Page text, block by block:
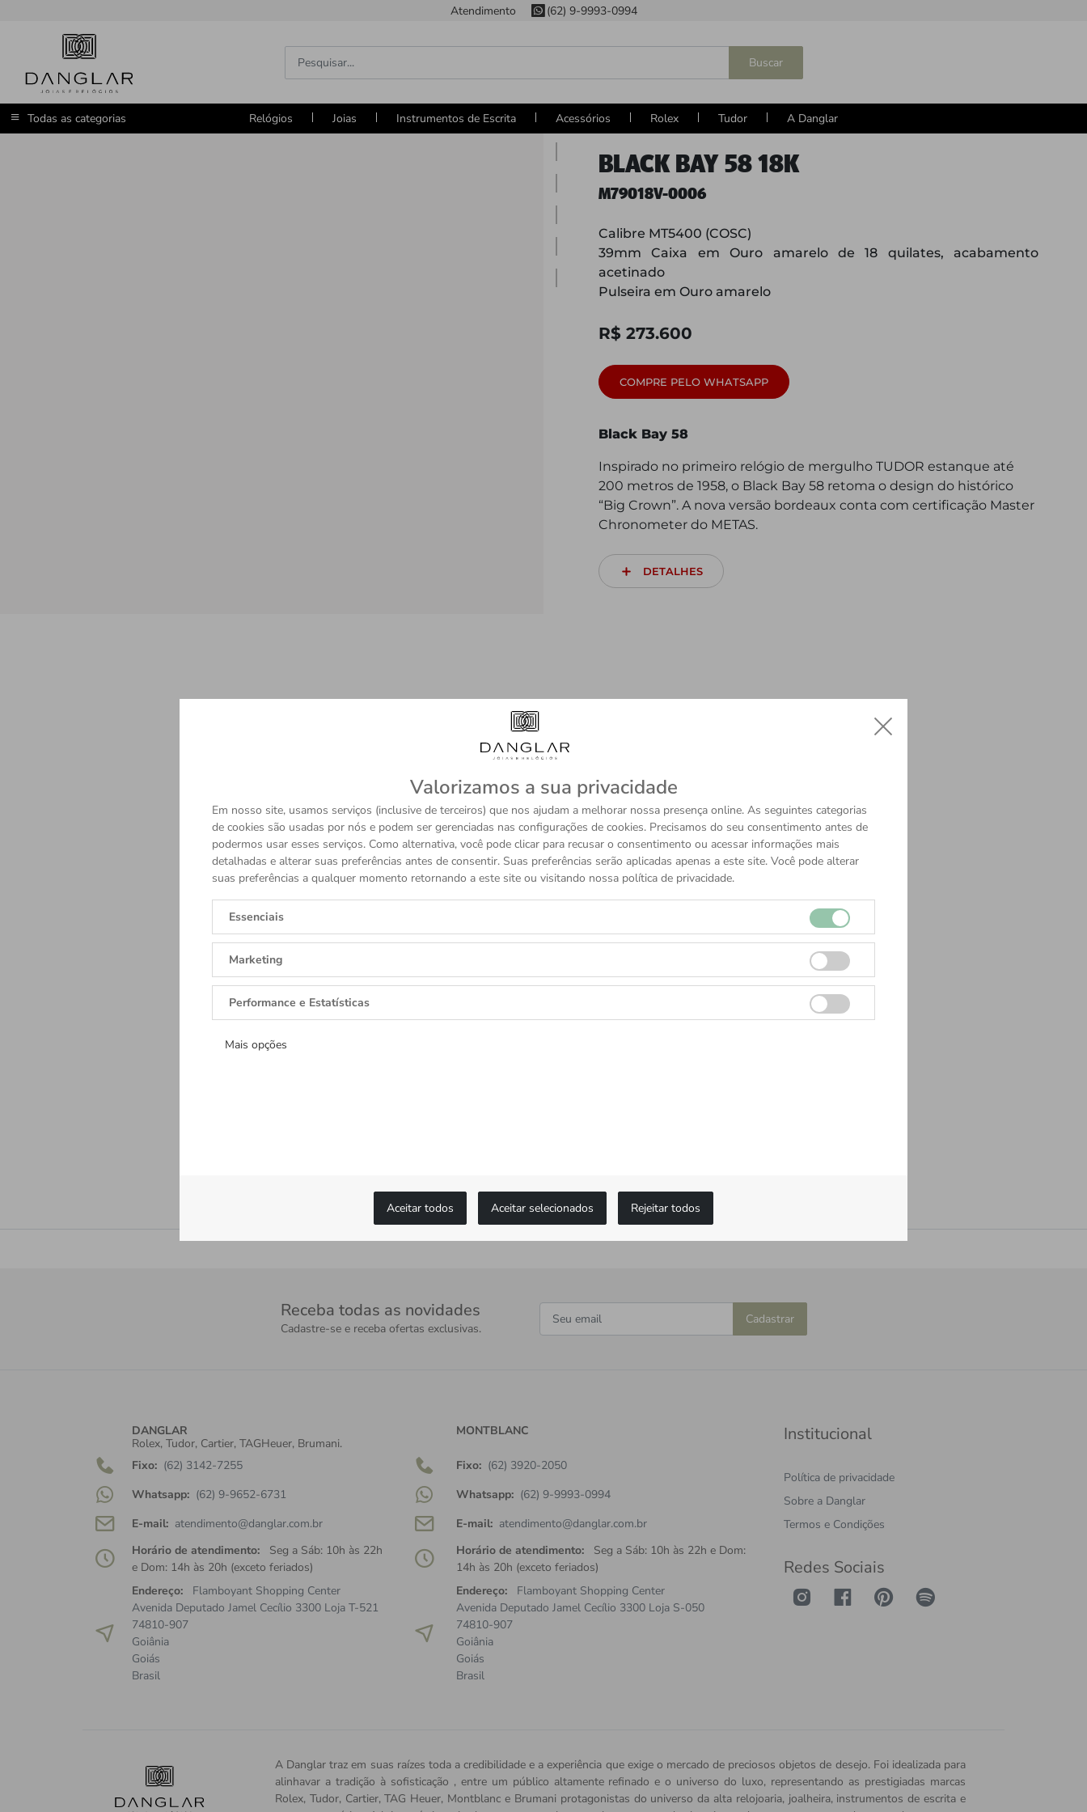
Valorizamos a sua privacidade
Em nosso site, usamos serviços (inclusive de terceiros) que nos ajudam a melhorar nossa presença online. As seguintes categorias
de cookies são usadas por nós e podem ser gerenciadas nas configurações de cookies. Precisamos do seu consentimento antes de
podermos usar esses serviços. Como alternativa, você pode clicar para recusar o consentimento ou acessar informações mais
detalhadas e alterar suas preferências antes de consentir. Suas preferências serão aplicadas apenas a este site. Você pode alterar
suas preferências a qualquer momento retornando a este site ou visitando nossa política de privacidade.
Essenciais
Marketing
Performance e Estatísticas
Mais opções
Aceitar todos Aceitar selecionados Rejeitar todos
Atendimento (62) 9-9993-0994
Buscar
Todas as categorias Relógios Joias Instrumentos de Escrita Acessórios Rolex Tudor A Danglar
BLACK BAY 58 18K
M79018V-0006
Calibre MT5400 (COSC)
39mm Caixa em Ouro amarelo de 18 quilates, acabamento
acetinado
Pulseira em Ouro amarelo
R$ 273.600
COMPRE PELO WHATSAPP
Black Bay 58
Inspirado no primeiro relógio de mergulho TUDOR estanque até
200 metros de 1958, o Black Bay 58 retoma o design do histórico
“Big Crown”. A nova versão bordeaux conta com certificação Master
Chronometer do METAS.
DETALHES
VOCÊ TAMBÉM PODE GOSTAR
COLEÇÕES TUDOR
TUDOR
BLACK BAY 58 18K
R$ 152.600
Receba todas as novidades
Cadastre-se e receba ofertas exclusivas.
Cadastrar
DANGLAR
Rolex, Tudor, Cartier, TAGHeuer, Brumani.
Fixo: (62) 3142-7255
Whatsapp: (62) 9-9652-6731
E-mail: atendimento@danglar.com.br
Horário de atendimento:
Seg a Sáb: 10h às 22h
e Dom: 14h às 20h (exceto feriados)
Endereço:
Flamboyant Shopping Center
Avenida Deputado Jamel Cecílio 3300 Loja T-521
74810-907
Goiânia
Goiás
Brasil
MONTBLANC
Fixo: (62) 3920-2050
Whatsapp: (62) 9-9993-0994
E-mail: atendimento@danglar.com.br
Horário de atendimento:
Seg a Sáb: 10h às 22h e Dom:
14h às 20h (exceto feriados)
Endereço:
Flamboyant Shopping Center
Avenida Deputado Jamel Cecílio 3300 Loja S-050
74810-907
Goiânia
Goiás
Brasil
Institucional
Política de privacidade
Sobre a Danglar
Termos e Condições
Redes Sociais
A Danglar traz em suas raízes toda a credibilidade e a experiência que exige o mercado de preciosos objetos de desejo. Foi idealizada para
alinhavar a tradição à sofisticação , entre um público altamente refinado e o universo do luxo, representando as prestigiadas marcas
Rolex, Tudor, Cartier, TAG Heuer, Montblanc e Brumani protagonistas do universo da alta relojoaria, joalheira, instrumentos de escrita e